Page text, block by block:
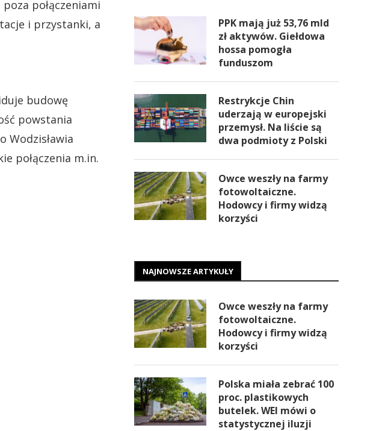
połączeniami
i przystanki, a
budowę
powstania
Wodzisławia
połączenia m.in.
PPK mają już 53,76 mld
zł aktywów. Giełdowa
hossa pomogła
funduszom
Restrykcje Chin
uderzają w europejski
przemysł. Na liście są
dwa podmioty z Polski
Owce weszły na farmy
fotowoltaiczne.
Hodowcy i firmy widzą
korzyści
NAJNOWSZE ARTYKUŁY
Owce weszły na farmy
fotowoltaiczne.
Hodowcy i firmy widzą
korzyści
Polska miała zebrać 100
proc. plastikowych
butelek. WEI mówi o
statystycznej iluzji